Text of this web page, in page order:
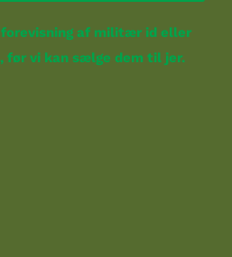
af militær id eller
vi kan sælge dem til jer.